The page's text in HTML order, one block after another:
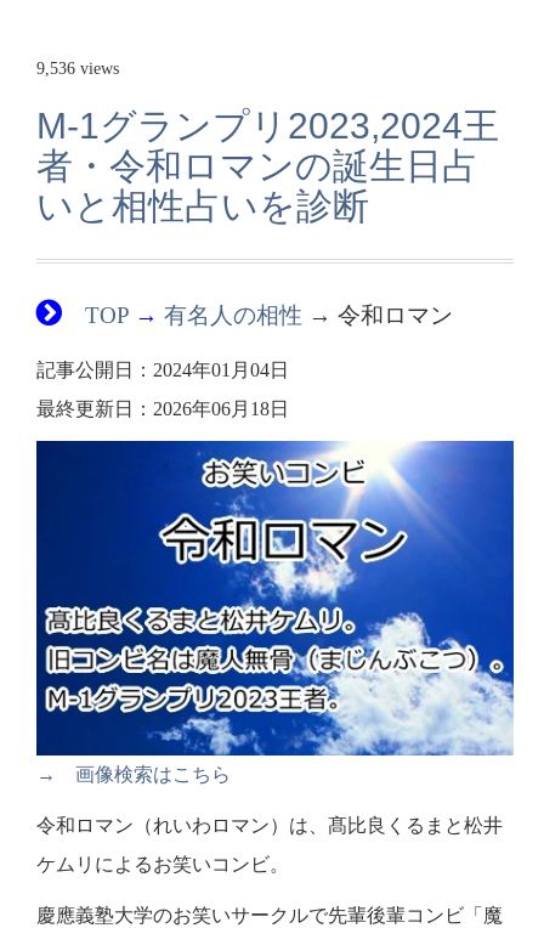
9,536 views
M-1グランプリ2023,2024王
者・令和ロマンの誕生日占
いと相性占いを診断
TOP → 有名人の相性 → 令和ロマン
記事公開日：2024年01月04日
最終更新日：2026年06月18日
→ 画像検索はこちら
令和ロマン（れいわロマン）は、髙比良くるまと松井
ケムリによるお笑いコンビ。
慶應義塾大学のお笑いサークルで先輩後輩コンビ「魔